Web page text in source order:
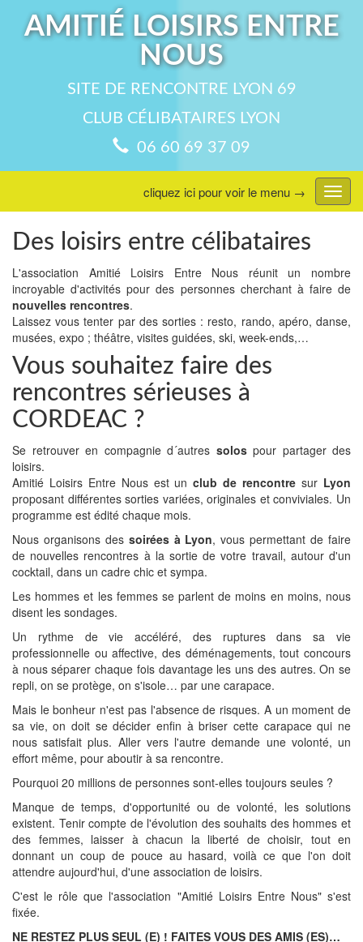
AMITIÉ LOISIRS ENTRE
NOUS
SITE DE RENCONTRE LYON 69
CLUB CÉLIBATAIRES LYON
06 60 69 37 09
menu
cliquez ici pour voir le menu →
Des loisirs entre célibataires
L'association Amitié Loisirs Entre Nous réunit un nombre
incroyable d'activités pour des personnes cherchant à faire de
nouvelles rencontres.
Laissez vous tenter par des sorties : resto, rando, apéro, danse,
musées, expo ; théâtre, visites guidées, ski, week-ends,…
Vous souhaitez faire des
rencontres sérieuses à
CORDEAC ?
Se retrouver en compagnie d´autres solospour partager des
loisirs.
Amitié Loisirs Entre Nous est unclub de rencontre sur Lyon
proposant différentes sorties variées, originales et conviviales. Un
programme est édité chaque mois.
Nous organisons des soirées à Lyon, vous permettant de faire
de nouvelles rencontres à la sortie de votre travail, autour d'un
cocktail, dans un cadre chic et sympa.
Les hommes et les femmes se parlent de moins en moins, nous
disent les sondages.
Un rythme de vie accéléré, des ruptures dans sa vie
professionnelle ou affective, des déménagements, tout concours
à nous séparer chaque fois davantage les uns des autres. On se
repli, on se protège, on s'isole… par une carapace.
Mais le bonheur n'est pas l'absence de risques. A un moment de
sa vie, on doit se décider enfin à briser cette carapace qui ne
nous satisfait plus. Aller vers l'autre demande une volonté, un
effort même, pour aboutir à sa rencontre.
Pourquoi 20 millions de personnes sont-elles toujours seules ?
Manque de temps, d'opportunité ou de volonté, les solutions
existent. Tenir compte de l'évolution des souhaits des hommes et
des femmes, laisser à chacun la liberté de choisir, tout en
donnant un coup de pouce au hasard, voilà ce que l'on doit
attendre aujourd'hui, d'une association de loisirs.
C'est le rôle que l'association "Amitié Loisirs Entre Nous" s'est
fixée.
NE RESTEZ PLUS SEUL (E) ! FAITES VOUS DES AMIS (ES)…